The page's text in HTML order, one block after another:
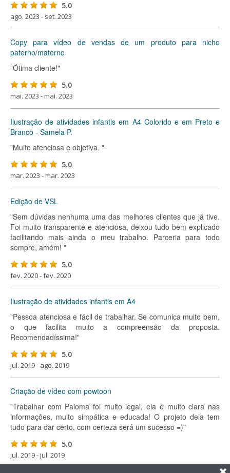
5.0
ago. 2023 - set. 2023
Copy para vídeo de vendas de um produto para nicho
paterno/materno
"Ótima cliente!"
5.0
mai. 2023 - mai. 2023
Ilustração de atividades infantis em A4 Colorido e em Preto e
Branco - Samela P.
"Muito atenciosa e objetiva. "
5.0
mar. 2023 - mar. 2023
Edição de VSL
"Sem dúvidas nenhuma uma das melhores clientes que já tive.
Foi muito transparente e atenciosa, deixou tudo bem explicado
facilitando mais ainda o meu trabalho. Parceria para todo
sempre, amém! "
5.0
fev. 2020 - fev. 2020
Ilustração de atividades infantis em A4
"Pessoa atenciosa e fácil de trabalhar. Se comunica muito bem,
o que facilita muito a compreensão da proposta.
Recomendadíssima!"
5.0
jul. 2019 - ago. 2019
Criação de vídeo com powtoon
"Trabalhar com Paloma foi muito legal, ela é muito clara nas
informações, muito simpática e educada! O projeto dela tem
tudo para dar certo, com certeza será um sucesso =)"
5.0
jul. 2019 - jul. 2019